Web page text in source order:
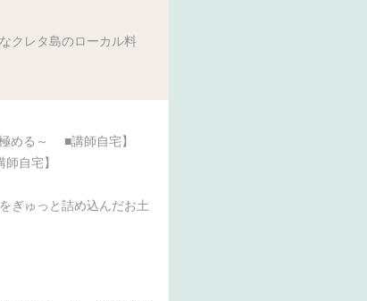
クレタ島のローカル料
める～ ■講師自宅】
自宅】
ぎゅっと詰め込んだお土